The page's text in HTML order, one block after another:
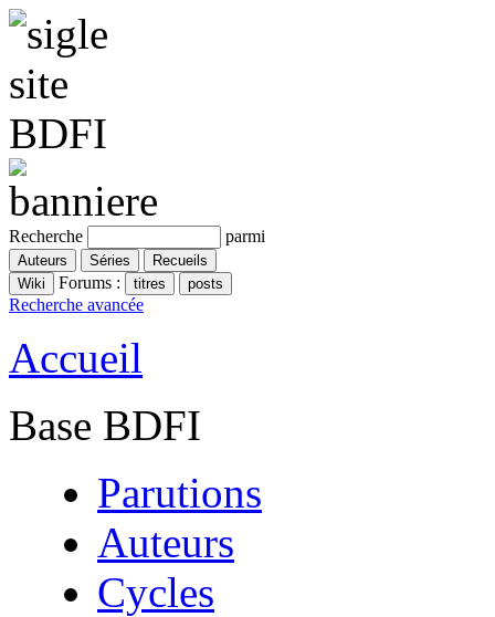
Recherche parmi
Forums :
Recherche avancée
Accueil
Base BDFI
Parutions
Auteurs
Cycles